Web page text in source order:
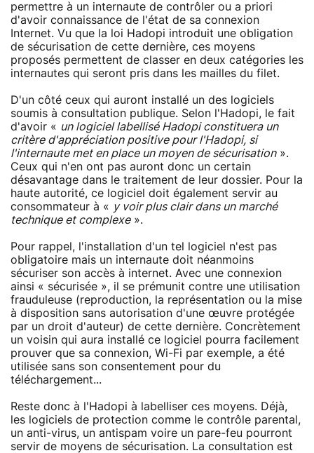
permettre à un internaute de contrôler ou a priori
d'avoir connaissance de l'état de sa connexion
Internet. Vu que la loi Hadopi introduit une obligation
de sécurisation de cette dernière, ces moyens
proposés permettent de classer en deux catégories les
internautes qui seront pris dans les mailles du filet.
D'un côté ceux qui auront installé un des logiciels
soumis à consultation publique. Selon l'Hadopi, le fait
d'avoir « un logiciel labellisé Hadopi constituera un
critère d'appréciation positive pour l'Hadopi, si
l'internaute met en place un moyen de sécurisation».
Ceux qui n'en ont pas auront donc un certain
désavantage dans le traitement de leur dossier. Pour la
haute autorité, ce logiciel doit également servir au
consommateur à « y voir plus clair dans un marché
technique et complexe».
Pour rappel, l'installation d'un tel logiciel n'est pas
obligatoire mais un internaute doit néanmoins
sécuriser son accès à internet. Avec une connexion
ainsi « sécurisée », il se prémunit contre une utilisation
frauduleuse (reproduction, la représentation ou la mise
à disposition sans autorisation d'une œuvre protégée
par un droit d'auteur) de cette dernière. Concrètement
un voisin qui aura installé ce logiciel pourra facilement
prouver que sa connexion, Wi-Fi par exemple, a été
utilisée sans son consentement pour du
téléchargement...
Reste donc à l'Hadopi à labelliser ces moyens. Déjà,
les logiciels de protection comme le contrôle parental,
un anti-virus, un antispam voire un pare-feu pourront
servir de moyens de sécurisation. La consultation est